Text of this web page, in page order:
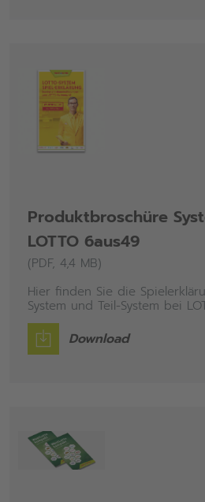
Produktbroschüre
LOTTO 6aus49
(PDF, 4,4 MB)
Hier finden Sie die
System und Teil-System bei
Download